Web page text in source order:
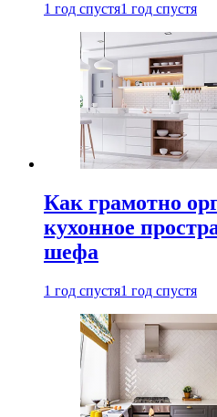
1 год спустя1 год спустя
Как грамотно
кухонное
шефа
1 год спустя1 год спустя